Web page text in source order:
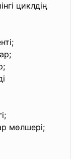
циклдің
мөлшері;